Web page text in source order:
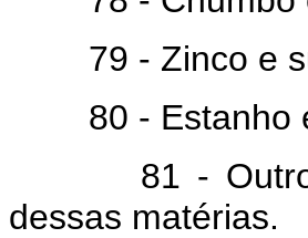
79 - Zinco e
80 - Estanho e
81 - Outros
dessas matérias.